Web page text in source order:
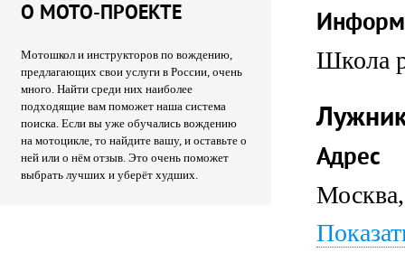
Школа
Адрес
О МОТО-ПРОЕКТЕ
Мотошкол и инструкторов по вождению,
предлагающих свои услуги в России, очень
много. Найти среди них наиболее
подходящие вам поможет наша система
поиска. Если вы уже обучались вождению
на мотоцикле, то найдите вашу, и оставьте о
ней или о нём отзыв. Это очень поможет
выбрать лучших и уберёт худших.